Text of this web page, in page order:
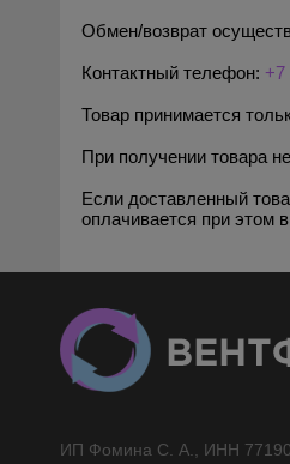
Обмен/возврат
Контактный телефон: +7
Товар принимается
При получении товара
Если доставленный
оплачивается при этом
ИП Фомина С. А., ИНН